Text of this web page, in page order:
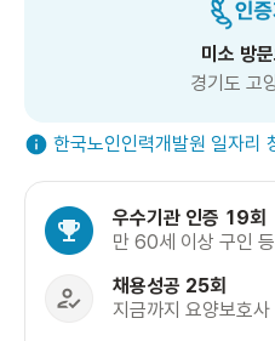
미소 방
경기도 고
한국노인인력개발원 일자리
우수기관 인증 19회
만 60세 이상 구인
채용성공 25회
지금까지 요양보호